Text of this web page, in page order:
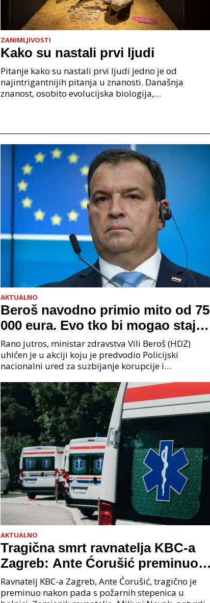
ZANIMLJIVOSTI
Kako su nastali prvi ljudi
Pitanje kako su nastali prvi ljudi jedno je od
najintrigantnijih pitanja u znanosti. Današnja
znanost, osobito evolucijska biologija,
AKTUALNO
Beroš navodno primio mito od 75
000 eura. Evo tko bi mogao stajati
na čelu zločinačkog udruženja
Rano jutros, ministar zdravstva Vili Beroš (HDZ)
uhićen je u akciji koju je predvodio Policijski
nacionalni ured za suzbijanje korupcije i
priopćenju USKOK
AKTUALNO
Tragična smrt ravnatelja KBC-a
Zagreb: Ante Ćorušić preminuo
nakon pada u bolnici, policija na
mjestu događaja
Ravnatelj KBC-a Zagreb, Ante Ćorušić, tragično je
preminuo nakon pada s požarnih stepenica u